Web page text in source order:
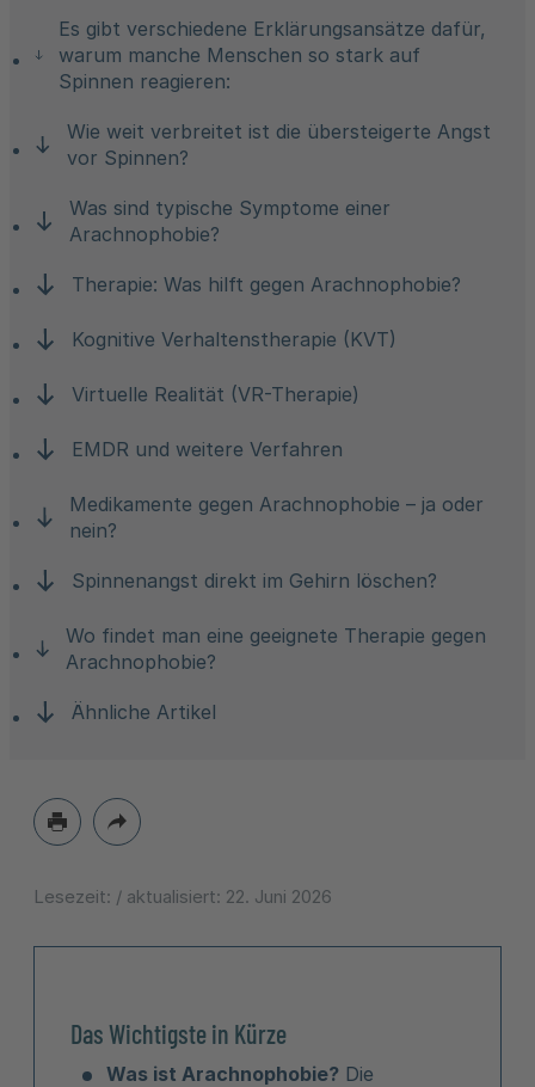
Es gibt verschiedene Erklärungsansätze dafür,
warum manche Menschen so stark auf
Spinnen reagieren:
Wie weit verbreitet ist die übersteigerte Angst
vor Spinnen?
Was sind typische Symptome einer
Arachnophobie?
Therapie: Was hilft gegen Arachnophobie?
Kognitive Verhaltenstherapie (KVT)
Virtuelle Realität (VR-Therapie)
EMDR und weitere Verfahren
Medikamente gegen Arachnophobie – ja oder
nein?
Spinnenangst direkt im Gehirn löschen?
Wo findet man eine geeignete Therapie gegen
Arachnophobie?
Ähnliche Artikel
Lesezeit: / aktualisiert: 22. Juni 2026
Das Wichtigste in Kürze
Was ist Arachnophobie? Die